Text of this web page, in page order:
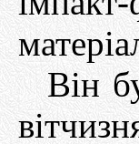
Він